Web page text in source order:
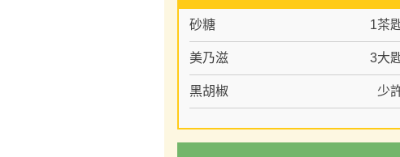
砂糖 1茶
美乃滋 3大
黑胡椒 少